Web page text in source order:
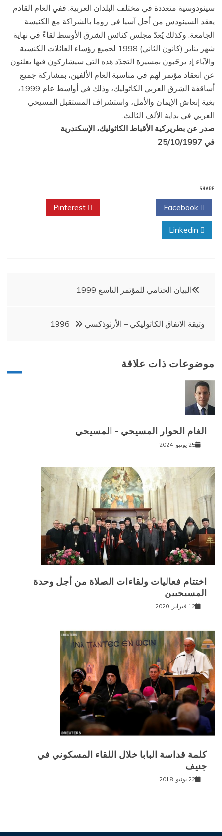
سينودوسية متعددة في مختلف البلدان العربية. ففي العام القادم
يعقد السينودس من أجل آسيا في روما بالشراكة مع الكنيسة
الجامعة. وكذلك يُعدّ مجلس كنائس الشرق الأوسط لقاءً في نهاية
شهر يناير (كانون الثاني) 1998 لجميع رؤساء العائلات الكنسية.
والآباء إذ يرحّبون بمسيرة التجدّد هذه التي سيشاركون فيها يعلنون
عن انعقاد مؤتمر لهم في مناسبة العام الألفين، بمشاركة جميع
أساقفة الشرق العربي الكاثوليك، وذلك في أواسط عام 1999،
بغية إنعاش الإيمان والأمل، واستشراف المستقبل المسيحي
العربي في بداية الألف الثالث.
صدر عن بطريركية الأقباط الكاثوليك، الإسكندرية
في 25/10/1997
SHARE
تصفّح
البيان الختامي للمؤتمر التاسع 1999
وثيقة الاتفاق الكاثوليكي – الأرثوذكسي 1996
موضوعات ذات علاقة
الغام الحوار المسيحي – المسيحي
25 يونيو, 2024
اختتام فعاليات ولقاءات الصلاة من أجل وحدة
المسيحيين
12 فبراير, 2020
كلمة قداسة البابا خلال اللقاء المسكوني في
جنيف
22 يونيو, 2018